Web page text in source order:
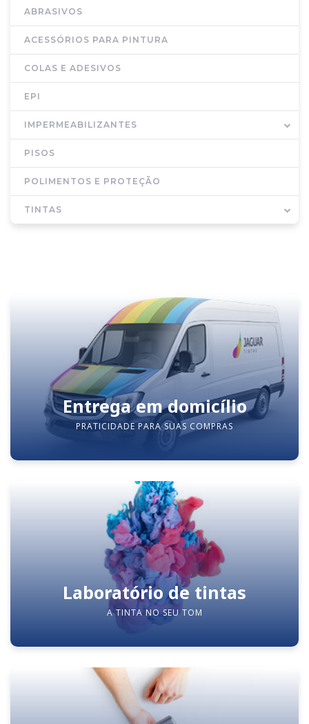
ABRASIVOS
ACESSÓRIOS PARA PINTURA
COLAS E ADESIVOS
EPI
IMPERMEABILIZANTES
PISOS
POLIMENTOS E PROTEÇÃO
TINTAS
Entrega em domicílio
PRATICIDADE PARA SUAS COMPRAS
Laboratório de tintas
A TINTA NO SEU TOM